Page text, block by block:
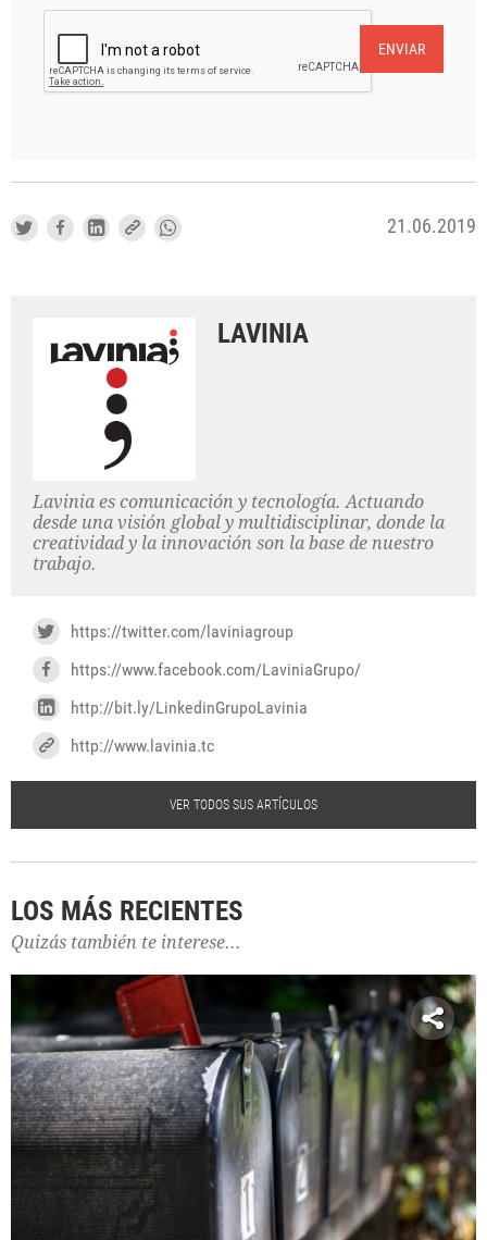
ENVIAR
21.06.2019
LAVINIA
Lavinia es comunicación y tecnología. Actuando
desde una visión global y multidisciplinar, donde la
creatividad y la innovación son la base de nuestro
trabajo.
https://twitter.com/laviniagroup
https://www.facebook.com/LaviniaGrupo/
http://bit.ly/LinkedinGrupoLavinia
http://www.lavinia.tc
VER TODOS SUS ARTÍCULOS
LOS MÁS RECIENTES
Quizás también te interese...